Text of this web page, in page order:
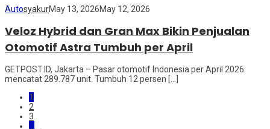
AutosyakurMay 13, 2026May 12, 2026
Veloz Hybrid dan Gran Max Bikin Penjualan
Otomotif Astra Tumbuh per April
GETPOST.ID, Jakarta – Pasar otomotif Indonesia per April 2026
mencatat 289.787 unit. Tumbuh 12 persen […]
1
2
3